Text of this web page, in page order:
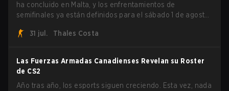
ha concluido en Malta, y los enfrentamientos de
semifinales ya están definidos para el sábado 1 de agosto.
sobrevivientes que aún luchan por el trofeo, mientras que
31 jul. Thales Costa
Las Fuerzas Armadas Canadienses Revelan su Roster
de CS2
Año tras año, los esports siguen creciendo. Esta vez, nada